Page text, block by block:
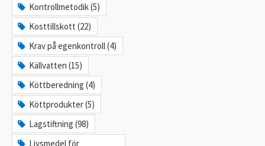
Kontrollmetodik (5)
Kosttillskott (22)
Krav på egenkontroll (4)
Källvatten (15)
Köttberedning (4)
Köttprodukter (5)
Lagstiftning (98)
Livsmedel för